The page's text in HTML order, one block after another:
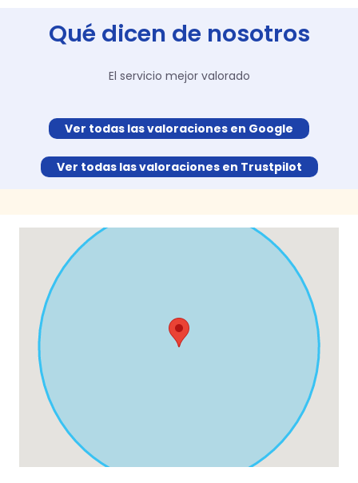
Qué dicen de nosotros
El servicio mejor valorado
Ver todas las valoraciones en Google
Ver todas las valoraciones en Trustpilot